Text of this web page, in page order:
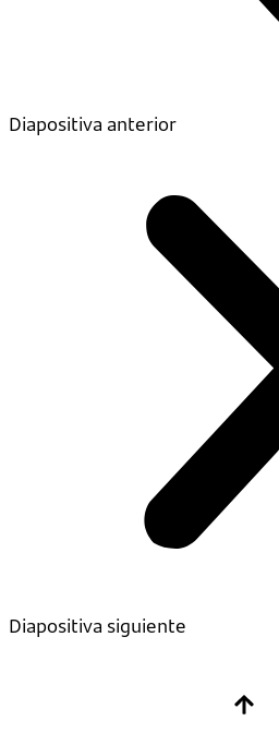
Diapositiva anterior
Diapositiva siguiente